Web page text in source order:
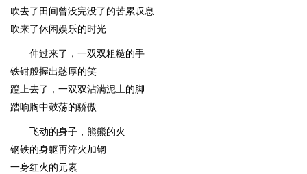
吹去了田间曾没完没了的苦累叹息
吹来了休闲娱乐的时光
伸过来了，一双双粗糙的手
铁钳般握出憨厚的笑
蹬上去了，一双双沾满泥土的脚
踏响胸中鼓荡的骄傲
飞动的身子，熊熊的火
钢铁的身躯再淬火加钢
一身红火的元素